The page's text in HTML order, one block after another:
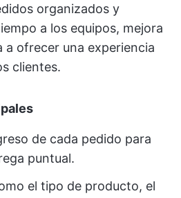
organizados y
a los equipos, mejora
a ofrecer una experiencia
clientes.
de cada pedido para
puntual.
el tipo de producto, el